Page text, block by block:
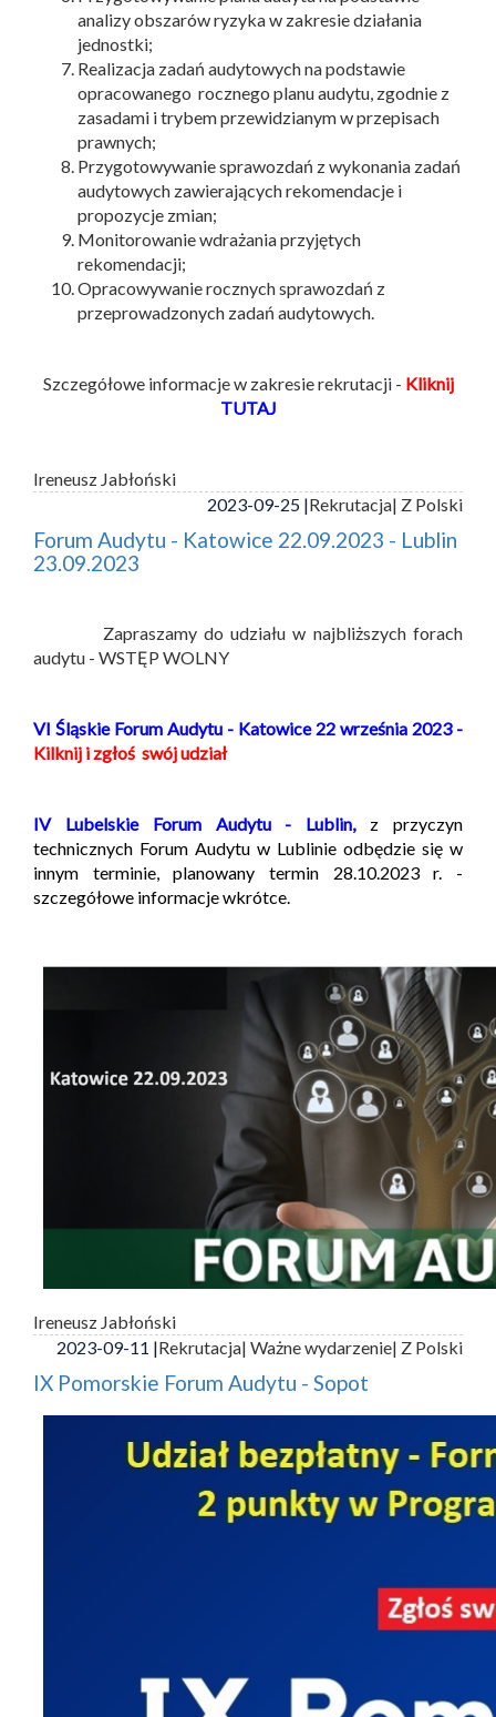
analizy obszarów ryzyka w zakresie działania
jednostki;
Realizacja zadań audytowych na podstawie
opracowanego rocznego planu audytu, zgodnie z
zasadami i trybem przewidzianym w przepisach
prawnych;
Przygotowywanie sprawozdań z wykonania zadań
audytowych zawierających rekomendacje i
propozycje zmian;
Monitorowanie wdrażania przyjętych
rekomendacji;
Opracowywanie rocznych sprawozdań z
przeprowadzonych zadań audytowych.
Szczegółowe informacje w zakresie rekrutacji - Kliknij
TUTAJ
Ireneusz Jabłoński
2023-09-25 |Rekrutacja| Z Polski
Forum Audytu - Katowice 22.09.2023 - Lublin
23.09.2023
Zapraszamy do udziału w najbliższych forach
audytu - WSTĘP WOLNY
VI Śląskie Forum Audytu - Katowice 22 września 2023 -
Kilknij i zgłoś swój udział
IV Lubelskie Forum Audytu - Lublin,
z przyczyn
technicznych Forum Audytu w Lublinie odbędzie się w
innym terminie, planowany termin 28.10.2023 r. -
szczegółowe informacje wkrótce.
Ireneusz Jabłoński
2023-09-11 |Rekrutacja| Ważne wydarzenie| Z Polski
IX Pomorskie Forum Audytu - Sopot